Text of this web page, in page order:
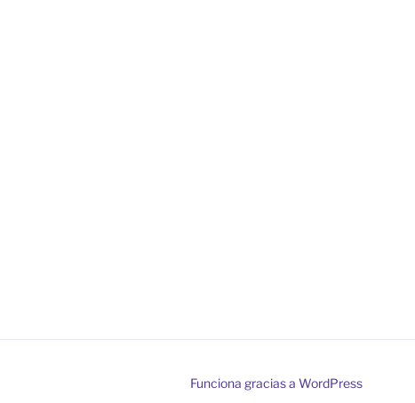
Funciona gracias a WordPress